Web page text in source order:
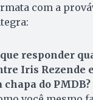
com a
que responder
Iris Rezende
chapa do PMDB?